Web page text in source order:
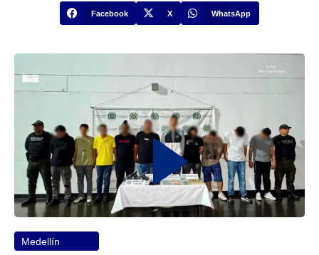
Facebook X WhatsApp
Medellín